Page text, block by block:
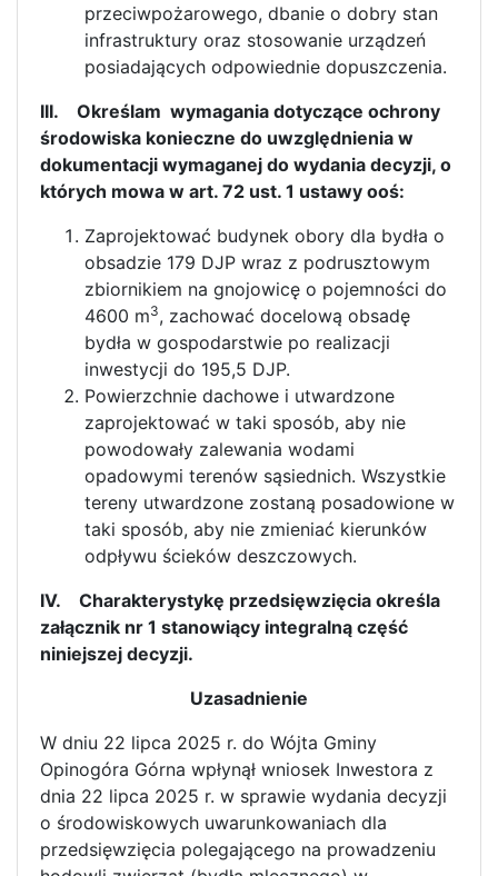
przeciwpożarowego, dbanie o dobry stan
infrastruktury oraz stosowanie urządzeń
posiadających odpowiednie dopuszczenia.
III. Określam wymagania dotyczące ochrony
środowiska konieczne do uwzględnienia w
dokumentacji wymaganej do wydania decyzji, o
których mowa w art. 72 ust. 1 ustawy ooś:
Zaprojektować budynek obory dla bydła o
obsadzie 179 DJP wraz z podrusztowym
zbiornikiem na gnojowicę o pojemności do
4600 m3, zachować docelową obsadę
bydła w gospodarstwie po realizacji
inwestycji do 195,5 DJP.
Powierzchnie dachowe i utwardzone
zaprojektować w taki sposób, aby nie
powodowały zalewania wodami
opadowymi terenów sąsiednich. Wszystkie
tereny utwardzone zostaną posadowione w
taki sposób, aby nie zmieniać kierunków
odpływu ścieków deszczowych.
IV. Charakterystykę przedsięwzięcia określa
załącznik nr 1 stanowiący integralną część
niniejszej decyzji.
Uzasadnienie
W dniu 22 lipca 2025 r. do Wójta Gminy
Opinogóra Górna wpłynął wniosek Inwestora z
dnia 22 lipca 2025 r. w sprawie wydania decyzji
o środowiskowych uwarunkowaniach dla
przedsięwzięcia polegającego na prowadzeniu